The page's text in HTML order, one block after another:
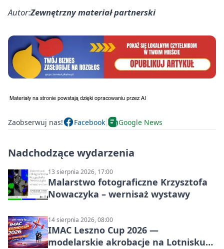
Autor:Zewnętrzny materiał partnerski
Zaobserwuj nas! Facebook Google News
Nadchodzące wydarzenia
13 sierpnia 2026, 17:00
Malarstwo fotograficzne Krzysztofa
Nowaczyka – wernisaż wystawy
14 sierpnia 2026, 08:00
IMAC Leszno Cup 2026 —
modelarskie akrobacje na Lotnisku